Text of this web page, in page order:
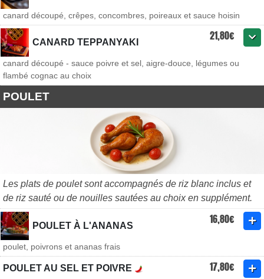
canard découpé, crêpes, concombres, poireaux et sauce hoisin
CANARD TEPPANYAKI 21,80€
canard découpé - sauce poivre et sel, aigre-douce, légumes ou
flambé cognac au choix
POULET
Les plats de poulet sont accompagnés de riz blanc inclus et
de riz sauté ou de nouilles sautées au choix en supplément.
POULET À L'ANANAS 16,80€
poulet, poivrons et ananas frais
POULET AU SEL ET POIVRE 17,80€